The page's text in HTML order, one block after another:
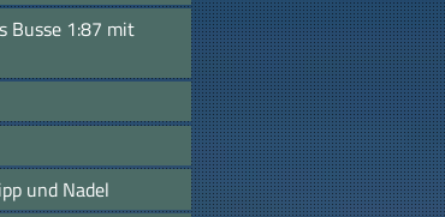
Busse 1:87 mit
und Nadel